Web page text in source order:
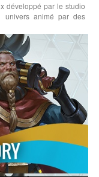
développé par le studio
univers animé par des